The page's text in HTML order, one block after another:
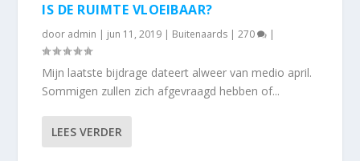
IS DE RUIMTE VLOEIBAAR?
door admin | jun 11, 2019 | Buitenaards |270 |
Mijn laatste bijdrage dateert alweer van medio april.
Sommigen zullen zich afgevraagd hebben of...
LEES VERDER